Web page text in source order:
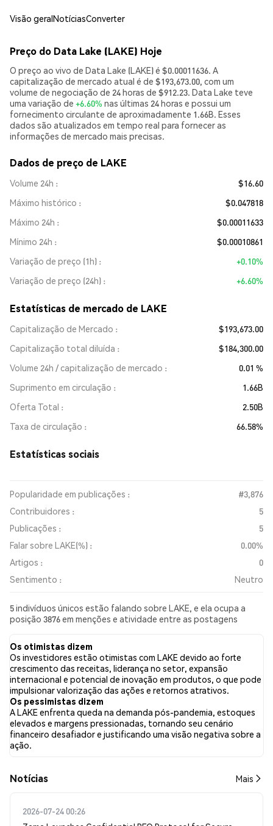
Visão geralNotíciasConverter
Preço do Data Lake (LAKE) Hoje
O preço ao vivo de Data Lake (LAKE) é $0.00011636. A
capitalização de mercado atual é de $193,673.00, com um
volume de negociação de 24 horas de $912.23. Data Lake teve
uma variação de +6.60% nas últimas 24 horas e possui um
fornecimento circulante de aproximadamente 1.66B. Esses
dados são atualizados em tempo real para fornecer as
informações de mercado mais precisas.
Dados de preço de LAKE
Volume 24h
$16.60
Máximo histórico
$0.047818
Máximo 24h
$0.00011633
Mínimo 24h
$0.00010861
Variação de preço (1h)
+0.10%
Variação de preço (24h)
+6.60%
Estatísticas de mercado de LAKE
Capitalização de Mercado
$193,673.00
Capitalização total diluída
$184,300.00
Volume 24h / capitalização de mercado
0.01 %
Suprimento em circulação
1.66B
Oferta Total
2.50B
Taxa de circulação
66.58%
Estatísticas sociais
Popularidade em publicações :
#3,876
Contribuidores :
5
Publicações :
5
Falar sobre LAKE(%) :
0.00%
Artigos :
0
Sentimento :
Neutro
5 indivíduos únicos estão falando sobre LAKE, e ela ocupa a
posição 3876 em menções e atividade entre as postagens
LAKE em todas as redes sociais foi Neutro. Por fim, foram
publicados 0 artigos de notícias sobre LAKE. No Twitter, 0.00%
dos tweets apresentaram um sentimento otimista em
comparação com 50.00% dos tweets com sentimento
pessimista sobre LAKE. 50.00% dos tweets foram neutros em
relação a LAKE. Esses sentimentos são baseados em 4 tweets.
Os otimistas dizem
Os investidores estão otimistas com LAKE devido ao forte
crescimento das receitas, liderança no setor, expansão
internacional e potencial de inovação em produtos, o que pode
impulsionar valorização das ações e retornos atrativos.
Os pessimistas dizem
A LAKE enfrenta queda na demanda pós-pandemia, estoques
elevados e margens pressionadas, tornando seu cenário
financeiro desafiador e justificando uma visão negativa sobre a
ação.
​​Notícias​​ Mais
2026-07-24 00:26